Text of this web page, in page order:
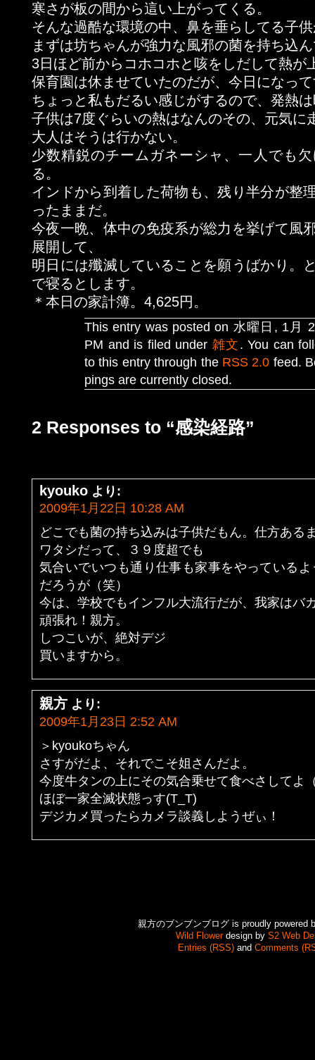
寒さが板の間から這い上がってくる。
そんな過酷な環境の中、鼻を垂らしてる子
まずは坊ちゃんが強力な風邪の菌を持ち込
3日ほど前からコホコホと咳をしだして熱が
保育園は休ませていたのだが、今日になっ
ちょっと私もだるい感じがするので、発熱
子供は7度ぐらいの熱はなんのその、元気に
大人はそうは行かない。
少数精鋭のチームガネーシャ、一人でも
る。
インドから到着した荷物も、残り半分が整
ったままだ。
今夜一晩、体中の免疫系が総力を挙げて風
展開して、
明日には殲滅していることを願うばかり。
で寝るとします。
＊本日の家計簿。4,625円。
This entry was posted on 水曜日, 1月
PM and is filed under 雑文 . You can
to this entry through the RSS 2.0 feed.
pings are currently closed.
2 Responses to “感染経路”
kyouko より:
2009年1月22日 10:28 AM
どこでも菌の持ち込みは子供だもん。仕方ある
ワタシだって、３９度超でも
気合いでいつも通り仕事も家事をやっている
だろうが（笑）
今は、学校でもインフル大流行だが、我家はバ
頑張れ！親方。
しつこいが、絶対デジ
買いますから。
親方 より:
2009年1月23日 2:52 AM
＞kyoukoちゃん
さすがだよ、それでこそ姐さんだよ。
今度牛タンの上にその気合乗せて食べさしてよ
ほぼ一家全滅状態っす(T_T)
デジカメ買ったらカメラ談義しようぜぃ！
親方のブンブンブログ is proudly powered
Wild Flowerdesign by S2 Web
Entries (RSS)and Comments